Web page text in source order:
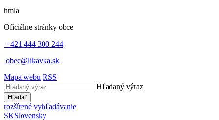
hmla
Oficiálne stránky obce
+421 444 300 244
obec@likavka.sk
Mapa webu RSS
Hľadaný výraz
Hľadať
rozšírené vyhľadávanie
SKSlovensky